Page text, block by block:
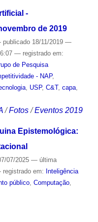
-
de 2019
publicado18/11/2019 —
— registrado em:
de Pesquisa
- NAP,
, USP, C&T, capa,
/Fotos /Eventos 2019
Epistemológica:
07/2025 — última
em: Inteligência
público, Computação,